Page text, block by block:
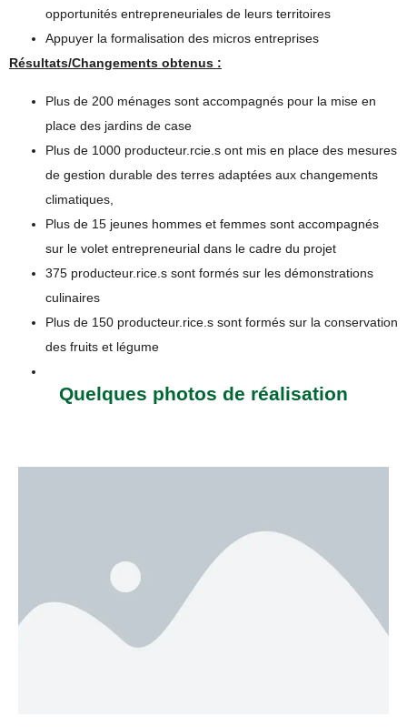
opportunités entrepreneuriales de leurs territoires
Appuyer la formalisation des micros entreprises
Résultats/Changements obtenus :
Plus de 200 ménages sont accompagnés pour la mise en
place des jardins de case
Plus de 1000 producteur.rcie.s ont mis en place des mesures
de gestion durable des terres adaptées aux changements
climatiques,
Plus de 15 jeunes hommes et femmes sont accompagnés
sur le volet entrepreneurial dans le cadre du projet
375 producteur.rice.s sont formés sur les démonstrations
culinaires
Plus de 150 producteur.rice.s sont formés sur la conservation
des fruits et légume
Quelques photos de réalisation